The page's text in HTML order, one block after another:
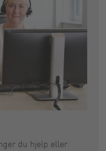
du hjelp eller